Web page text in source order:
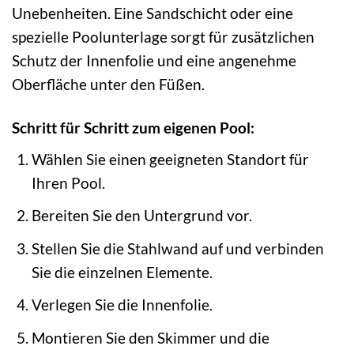
Unebenheiten. Eine Sandschicht oder eine
spezielle Poolunterlage sorgt für zusätzlichen
Schutz der Innenfolie und eine angenehme
Oberfläche unter den Füßen.
Schritt für Schritt zum eigenen Pool:
Wählen Sie einen geeigneten Standort für
Ihren Pool.
Bereiten Sie den Untergrund vor.
Stellen Sie die Stahlwand auf und verbinden
Sie die einzelnen Elemente.
Verlegen Sie die Innenfolie.
Montieren Sie den Skimmer und die